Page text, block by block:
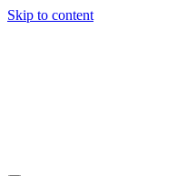
Skip to content